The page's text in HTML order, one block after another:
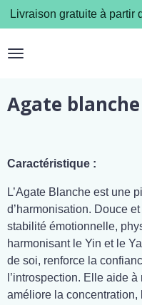
Passer
au
contenu
Livraison gratuite à partir
Agate blanche
Caractéristique :
L’Agate Blanche est une
d’harmonisation. Douce
stabilité émotionnelle,
harmonisant le Yin et le
de soi, renforce la
l’introspection. Elle aide
améliore la